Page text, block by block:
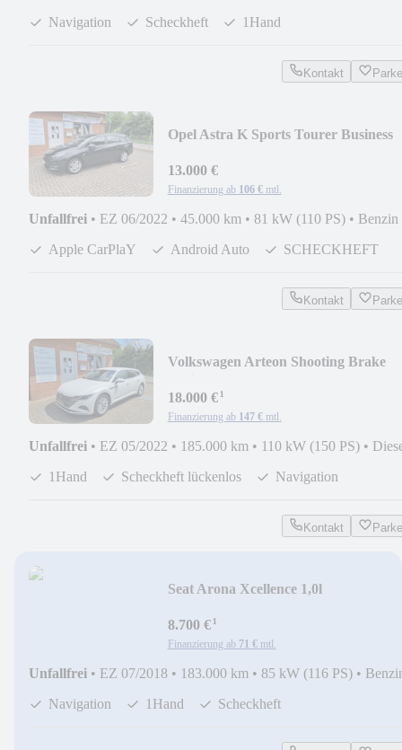
Navigation
Scheckheft 1Hand
Kontakt
Opel Astra K Sports Tourer Business
13.000 €
Finanzierung ab 106 € mtl.
Unfallfrei • EZ 06/2022 • 45.000 km • 81 kW (110 PS) • Benzin
Apple CarPlaY
Android Auto SCHECKHEFT
Kontakt
Volkswagen Arteon Shooting Brake
18.000 €¹
Finanzierung ab 147 € mtl.
Unfallfrei • EZ 05/2022 • 185.000 km • 110 kW (150 PS) •
1Hand
Scheckheft lückenlos Navigation
Kontakt
Seat Arona Xcellence 1,0l
8.700 €¹
Finanzierung ab 71 € mtl.
Unfallfrei • EZ 07/2018 • 183.000 km • 85 kW (116 PS) •
Navigation
1Hand Scheckheft